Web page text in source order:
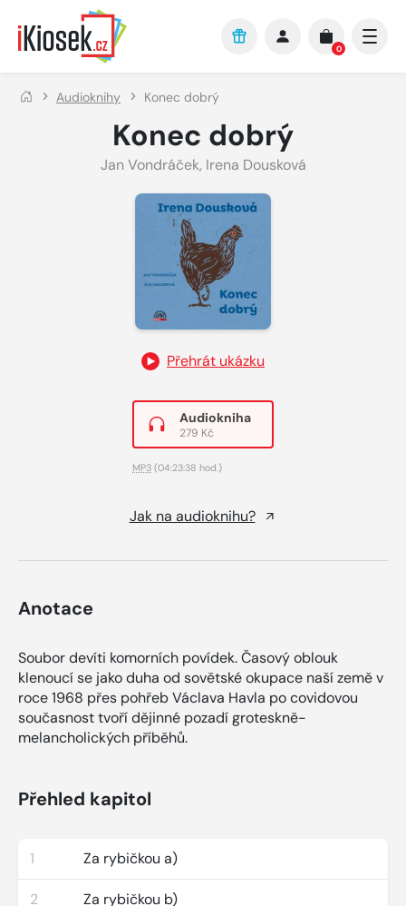
Přejít na hlavní obsah
0
Audioknihy Konec dobrý
Konec dobrý
Jan Vondráček, Irena Dousková
Přehrát ukázku
Audiokniha
279 Kč
MP3 (04:23:38 hod.)
Jak na audioknihu?
Anotace
Soubor devíti komorních povídek. Časový oblouk
klenoucí se jako duha od sovětské okupace naší země v
roce 1968 přes pohřeb Václava Havla po covidovou
současnost tvoří dějinné pozadí groteskně-
melancholických příběhů.
Přehled kapitol
1 Za rybičkou a)
2 Za rybičkou b)